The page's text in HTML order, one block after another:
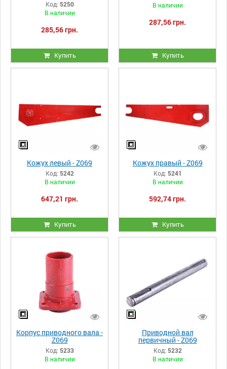
Код: 5250
В наличии
285,56 грн.
Купить
В наличии
287,56 грн.
Купить
Кожух левый - Z069
Код: 5242
В наличии
647,21 грн.
Купить
Кожух правый - Z069
Код: 5241
В наличии
592,74 грн.
Купить
Корпус приводного вала -
Z069
Код: 5233
В наличии
Приводной вал
первичный - Z069
Код: 5232
В наличии